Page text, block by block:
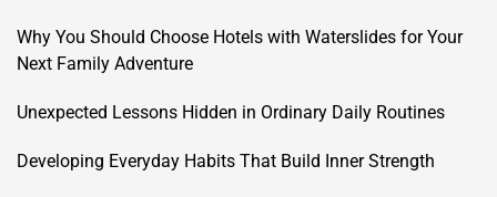
Why You Should Choose Hotels with Waterslides for Your
Next Family Adventure
Unexpected Lessons Hidden in Ordinary Daily Routines
Developing Everyday Habits That Build Inner Strength